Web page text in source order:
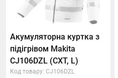
Акумуляторна куртка з
підігрівом Makita
CJ106DZL (CXT, L)
Код товару: CJ106DZL